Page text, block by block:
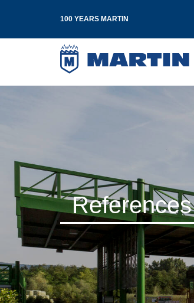
100 YEARS MARTIN
References